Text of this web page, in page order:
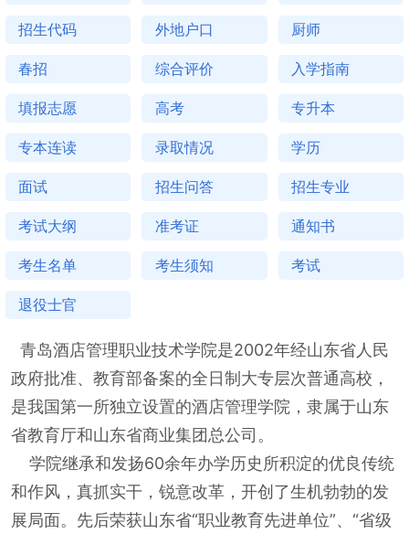
招生代码 外地户口 厨师
春招 综合评价 入学指南
填报志愿 高考 专升本
专本连读 录取情况 学历
面试 招生问答 招生专业
考试大纲 准考证 通知书
考生名单 考生须知 考试
退役士官
青岛酒店管理职业技术学院是2002年经山东省人民
政府批准、教育部备案的全日制大专层次普通高校，
是我国第一所独立设置的酒店管理学院，隶属于山东
省教育厅和山东省商业集团总公司。
学院继承和发扬60余年办学历史所积淀的优良传统
和作风，真抓实干，锐意改革，开创了生机勃勃的发
展局面。先后荣获山东省“职业教育先进单位”、“省级